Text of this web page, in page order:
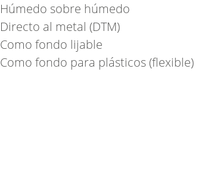
Húmedo sobre húmedo
Directo al metal (DTM)
Como fondo lijable
Como fondo para plásticos (flexible)